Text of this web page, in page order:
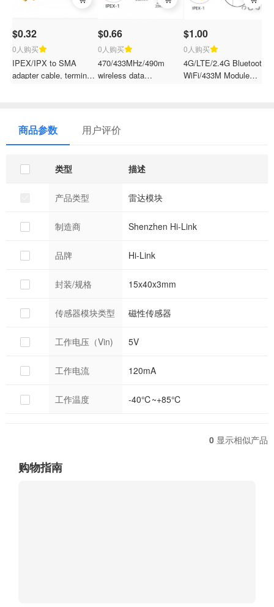
$0.32
0人购买
IPEX/IPX to SMA
adapter cable, terminal
GSM/3G/GPS/4G
modules
$0.66
0人购买
470/433MHz/490m
wireless data
IPEX1/SMA interface
$1.00
0人购买
4G/LTE/2.4G Bluetooth
WiFi/433M Module
商品参数 用户评价
类型 描述
产品类型 雷达模块
制造商 Shenzhen Hi-Link
品牌 Hi-Link
封装/规格 15x40x3mm
传感器模块类型 磁性传感器
工作电压（Vin) 5V
工作电流 120mA
工作温度 -40℃~+85℃
0 显示相似产品
购物指南